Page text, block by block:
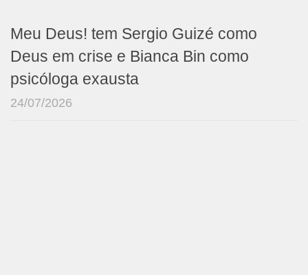
Meu Deus! tem Sergio Guizé como
Deus em crise e Bianca Bin como
psicóloga exausta
24/07/2026